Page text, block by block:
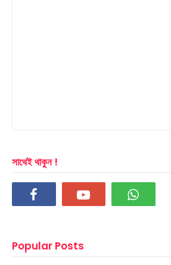
সাথেই থাকুন !
Popular Posts